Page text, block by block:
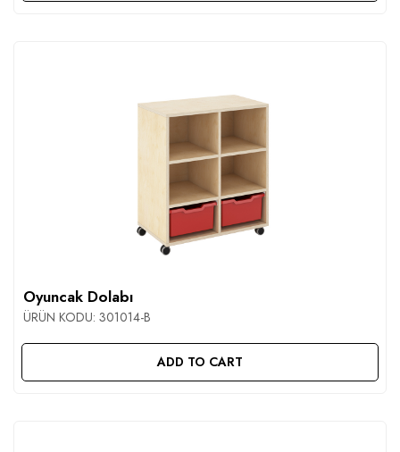
Oyuncak Dolabı
ÜRÜN KODU: 301014-B
ADD TO CART